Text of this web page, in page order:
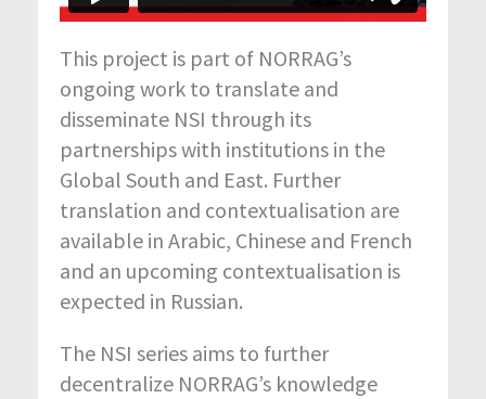
This project is part of NORRAG’s
ongoing work to translate and
disseminate NSI through its
partnerships with institutions in the
Global South and East. Further
translation and contextualisation are
available in Arabic, Chinese and French
and an upcoming contextualisation is
expected in Russian.
The NSI series aims to further
decentralize NORRAG’s knowledge